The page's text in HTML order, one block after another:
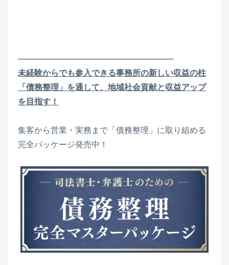
―――――――――――――――――――
未経験からでも参入できる事務所の新しい収益の柱
「債務整理」を通して、地域社会貢献と収益アップ
を目指す！
集客から営業・実務まで「債務整理」に取り組める
完全パッケージ発売中！